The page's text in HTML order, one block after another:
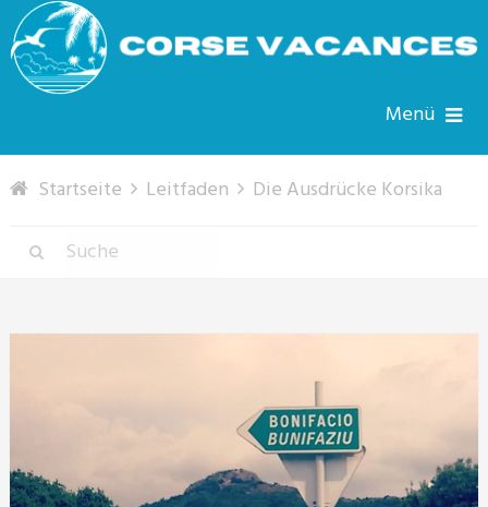
Menü
Startseite Leitfaden Die Ausdrücke Korsika